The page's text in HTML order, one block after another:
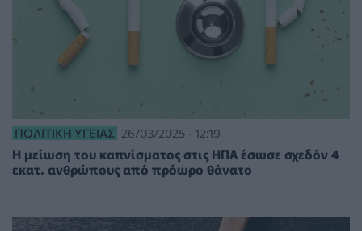
ΠΟΛΙΤΙΚΉ ΥΓΕΊΑΣ 26/03/2025 - 12:19
Η μείωση του καπνίσματος στις ΗΠΑ έσωσε σχεδόν 4
εκατ. ανθρώπους από πρόωρο θάνατο